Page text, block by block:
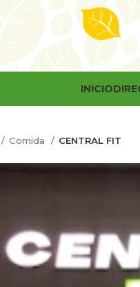
INICIO
Comida CENTRAL FIT